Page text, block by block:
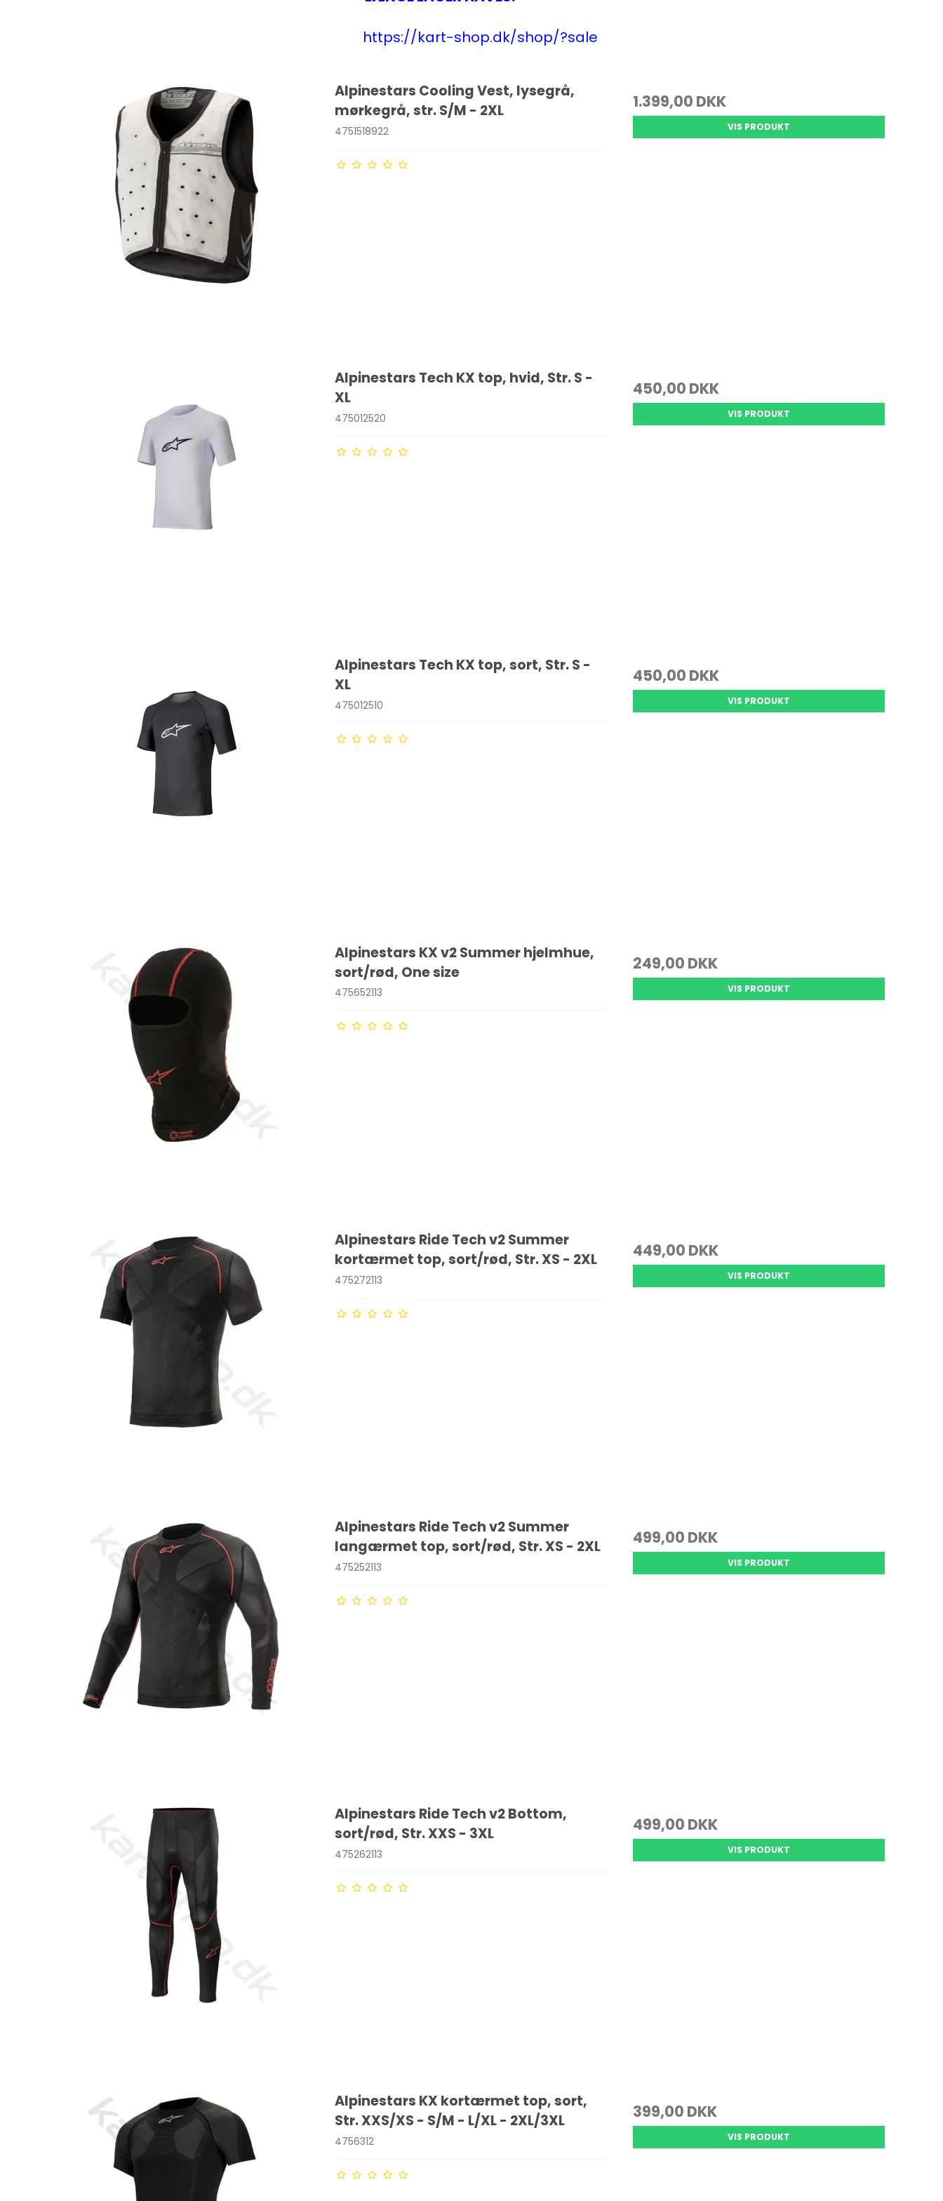
https://kart-shop.dk/shop/?sale
Alpinestars Cooling Vest, lysegrå,
mørkegrå, str. S/M - 2XL
4751518922
1.399,00 DKK
VIS PRODUKT
Alpinestars Tech KX top, hvid, Str. S -
XL
475012520
450,00 DKK
VIS PRODUKT
Alpinestars Tech KX top, sort, Str. S -
XL
475012510
450,00 DKK
VIS PRODUKT
Alpinestars KX v2 Summer hjelmhue,
sort/rød, One size
475652113
249,00 DKK
VIS PRODUKT
Alpinestars Ride Tech v2 Summer
kortærmet top, sort/rød, Str. XS - 2XL
475272113
449,00 DKK
VIS PRODUKT
Alpinestars Ride Tech v2 Summer
langærmet top, sort/rød, Str. XS - 2XL
475252113
499,00 DKK
VIS PRODUKT
Alpinestars Ride Tech v2 Bottom,
sort/rød, Str. XXS - 3XL
475262113
499,00 DKK
VIS PRODUKT
Alpinestars KX kortærmet top, sort,
Str. XXS/XS - S/M - L/XL - 2XL/3XL
4756312
399,00 DKK
VIS PRODUKT